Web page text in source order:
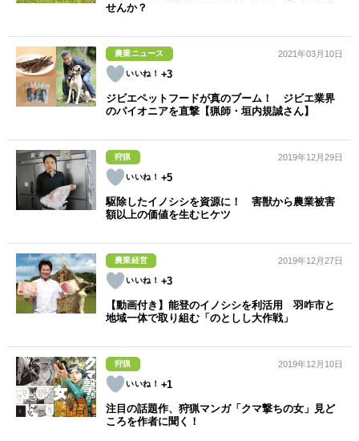
せんか？
農業ニュース
+3
2021年03月10日
ジビエペットフードが真のブーム！ ジビエ業界
のパイオニアを直撃【猟師・垣内規誠さん】
狩猟
+5
2019年12月29日
駆除したイノシシを資源に！ 害獣から農業被害
額以上の価値を生むヒケツ
農業経営
+3
2019年12月27日
【動画付き】能登のイノシシを利活用 羽咋市と
地域一体で取り組む「のとしし大作戦」
狩猟
+1
2019年12月10日
注目の話題作、狩猟マンガ「クマ撃ちの女」見ど
ころを作者に聞く！